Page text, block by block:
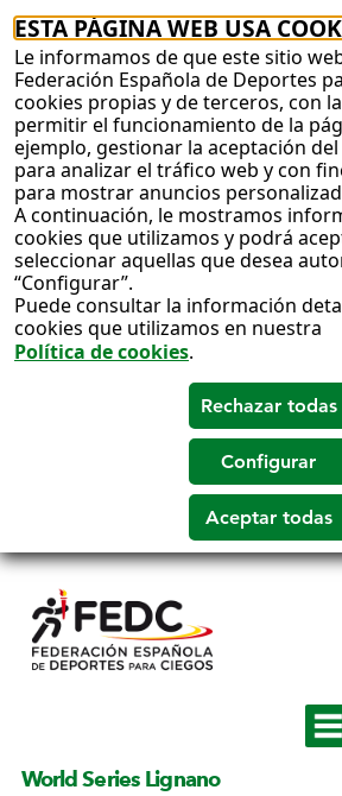
ESTA PÁGINA WEB USA
Le informamos de que este sitio
Federación Española de Deportes
cookies propias y de terceros, con
permitir el funcionamiento de la
ejemplo, gestionar la aceptación
para analizar el tráfico web y con
para mostrar anuncios
A continuación, le mostramos
cookies que utilizamos y podrá
seleccionar aquellas que desea
“Configurar”.
Puede consultar la información
cookies que utilizamos en nuestra
Política de cookies.
Salto a
World Series Lignano